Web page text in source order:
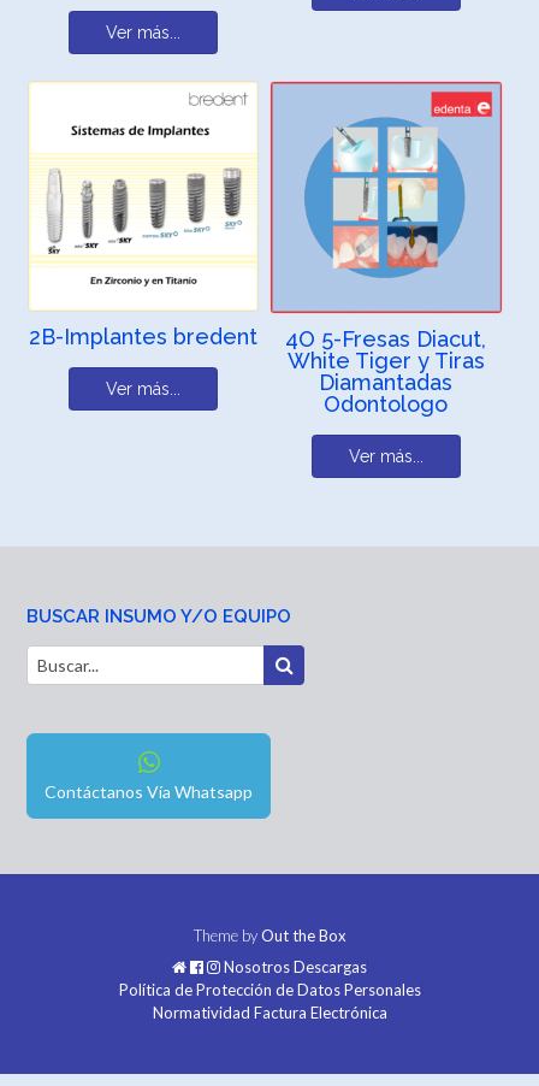
Ver más...
2B-Implantes bredent
Ver más...
4O 5-Fresas Diacut,
White Tiger y Tiras
Diamantadas
Odontologo
Ver más...
BUSCAR INSUMO Y/O EQUIPO
Contáctanos Vía Whatsapp
Theme byOut the Box
NosotrosDescargas
Política de Protección de Datos Personales
Normatividad Factura Electrónica